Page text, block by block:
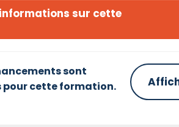
sur cette
sont
pour cette formation.